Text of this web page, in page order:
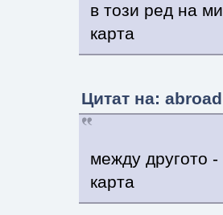
в този ред на
карта
Цитат на:
между другото
карта